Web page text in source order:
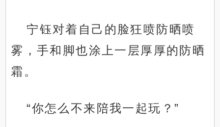
宁钰对着自己的脸狂喷防晒喷
雾，手和脚也涂上一层厚厚的防晒
霜。
“你怎么不来陪我一起玩？”